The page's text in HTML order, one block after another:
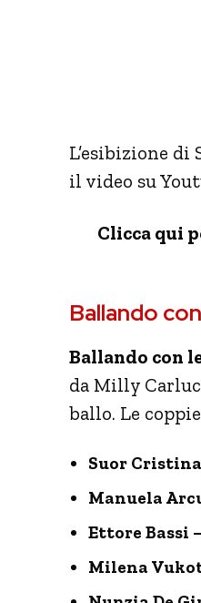
L’esibizione
il video su
Clicca qui
Ballando
Ballando con
da Milly
ballo. Le
Suor
Manuela
Ettore Bassi
Milena